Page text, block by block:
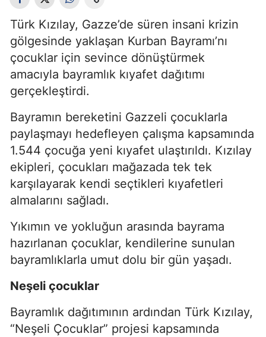
Türk Kızılay, Gazze’de süren insani krizin
gölgesinde yaklaşan Kurban Bayramı’nı
çocuklar için sevince dönüştürmek
amacıyla bayramlık kıyafet dağıtımı
gerçekleştirdi.
Bayramın bereketini Gazzeli çocuklarla
paylaşmayı hedefleyen çalışma kapsamında
1.544 çocuğa yeni kıyafet ulaştırıldı. Kızılay
ekipleri, çocukları mağazada tek tek
karşılayarak kendi seçtikleri kıyafetleri
almalarını sağladı.
Yıkımın ve yokluğun arasında bayrama
hazırlanan çocuklar, kendilerine sunulan
bayramlıklarla umut dolu bir gün yaşadı.
Neşeli çocuklar
Bayramlık dağıtımının ardından Türk Kızılay,
“Neşeli Çocuklar” projesi kapsamında